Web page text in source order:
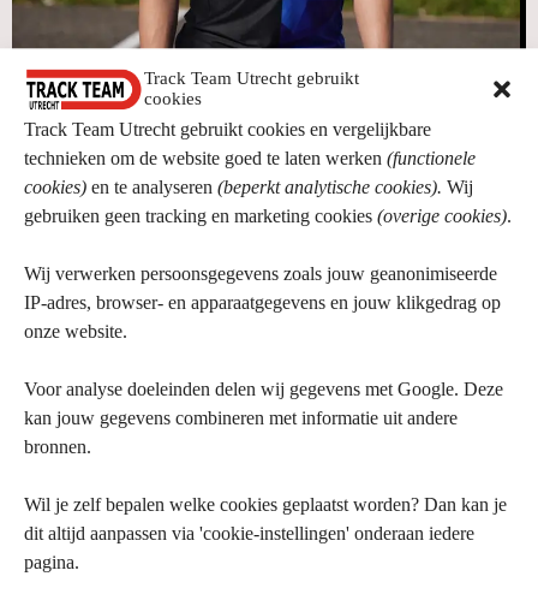
Track Team Utrecht gebruikt
cookies
Track Team Utrecht gebruikt cookies en vergelijkbare
technieken om de website goed te laten werken (functionele
cookies) en te analyseren (beperkt analytische cookies). Wij
gebruiken geen tracking en marketing cookies (overige cookies).
Wij verwerken persoonsgegevens zoals jouw geanonimiseerde
IP-adres, browser- en apparaatgegevens en jouw klikgedrag op
onze website.
Voor analyse doeleinden delen wij gegevens met Google. Deze
kan jouw gegevens combineren met informatie uit andere
bronnen.
Wil je zelf bepalen welke cookies geplaatst worden? Dan kan je
dit altijd aanpassen via 'cookie-instellingen' onderaan iedere
pagina.
Jorin Kamps
Loop- & inspanningsanalyse
Running Solutions is een test- en analysecentrum dat hardlopers
helpt.
Voor Track Team Utrecht nemen wij inspanningstesten af.
Samen met de coach kunnen atleten hun trainingen afstemmen
op deze inzichten. Dat zorgt voor een maximaal resultaat.